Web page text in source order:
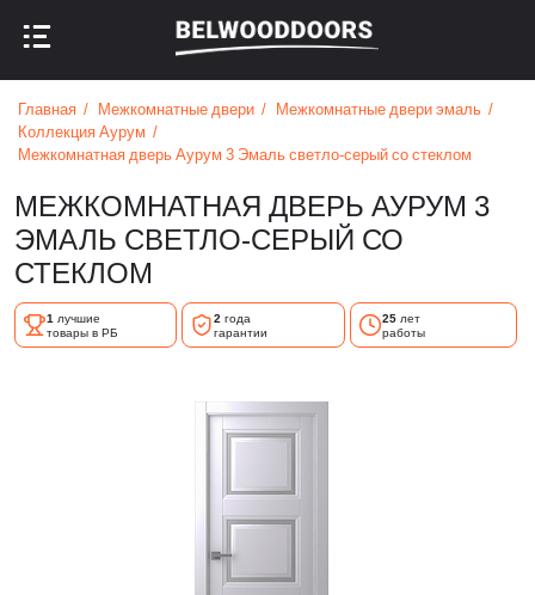
НАЗАД В МЕНЮ
НАЗАД В МЕНЮ
Главная Межкомнатные двери
Межкомнатные двери эмаль
Коллекция Аурум
Межкомнатная дверь Аурум 3 Эмаль светло-серый со стеклом
МЕЖКОМНАТНАЯ ДВЕРЬ АУРУМ 3
ЭМАЛЬ СВЕТЛО-СЕРЫЙ СО
СТЕКЛОМ
1 лучшие
товары в РБ
2 года
гарантии
25лет
работы